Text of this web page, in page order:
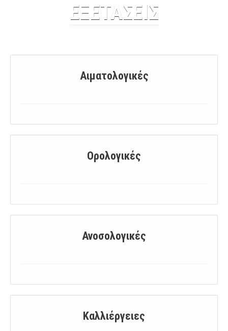
ΕΞΕΤΑΣΕΙΣ
Αιματολογικές
Ορολογικές
Ανοσολογικές
Καλλιέργειες